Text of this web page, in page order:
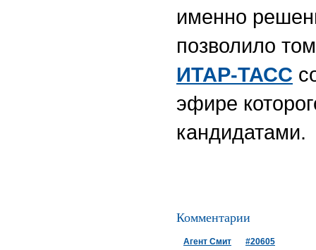
именно
позволило
ИТАР-ТАСС
эфире
кандидатами.
Комментарии
Агент Смит #20605